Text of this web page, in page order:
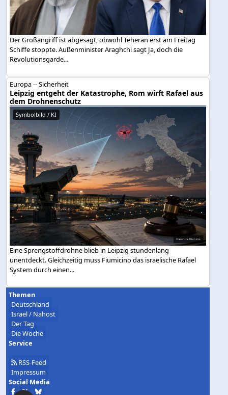
Der Großangriff ist abgesagt, obwohl Teheran erst am Freitag
Schiffe stoppte. Außenminister Araghchi sagt Ja, doch die
Revolutionsgarde...
Europa -- Sicherheit
Leipzig entgeht der Katastrophe, Rom wirft Rafael aus
dem Drohnenschutz
Symbolbild / KI
Eine Sprengstoffdrohne blieb in Leipzig stundenlang
unentdeckt. Gleichzeitig muss Fiumicino das israelische Rafael
System durch einen...
Themen
Deutschland
Israel / Nahost
Der Tag
Die Woche
Service
RSS-Feed
Impressum
Social Media